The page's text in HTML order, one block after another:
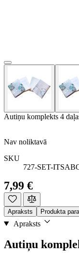
Autiņu komplekts 4
Nav noliktavā
SKU
727-SET-
7,99 €
Apraksts Produkta
Apraksts
Autiņu